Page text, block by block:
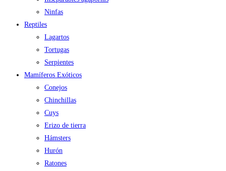
Ninfas
Reptiles
Lagartos
Tortugas
Serpientes
Mamíferos Exóticos
Conejos
Chinchillas
Cuys
Erizo de tierra
Hámsters
Hurón
Ratones